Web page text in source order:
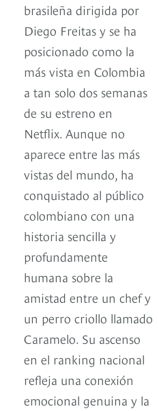
brasileña dirigida por
Diego Freitas y se ha
posicionado como la
más vista en Colombia
a tan solo dos semanas
de su estreno en
Netflix. Aunque no
aparece entre las más
vistas del mundo, ha
conquistado al público
colombiano con una
historia sencilla y
profundamente
humana sobre la
amistad entre un chef y
un perro criollo llamado
Caramelo. Su ascenso
en el ranking nacional
refleja una conexión
emocional genuina y la